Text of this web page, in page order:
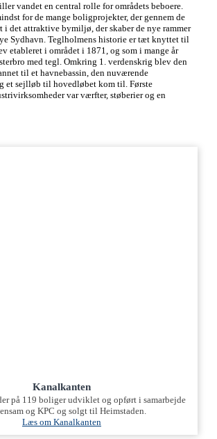
vandet en central rolle for områdets beboere.
for de mange boligprojekter, der gennem de
i det attraktive bymiljø, der skaber de nye rammer
Sydhavn. Teglholmens historie er tæt knyttet til
etableret i området i 1871, og som i mange år
med tegl. Omkring 1. verdenskrig blev den
til et havnebassin, den nuværende
et sejlløb til hovedløbet kom til. Første
var værfter, støberier og en
Kanalkanten
på 119 boliger udviklet og opført i samarbejde
og KPC og solgt til Heimstaden.
Læs om Kanalkanten